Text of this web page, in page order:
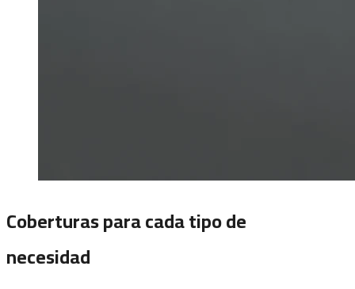
Coberturas para cada tipo de
necesidad